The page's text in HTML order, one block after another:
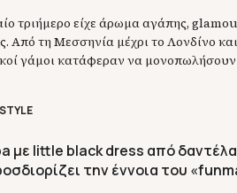
τριήμερο είχε άρωμα αγάπης,
Από τη Μεσσηνία μέχρι το Λονδίνο
γάμοι κατάφεραν να
με τον […]
με little black dress από
την έννοια του